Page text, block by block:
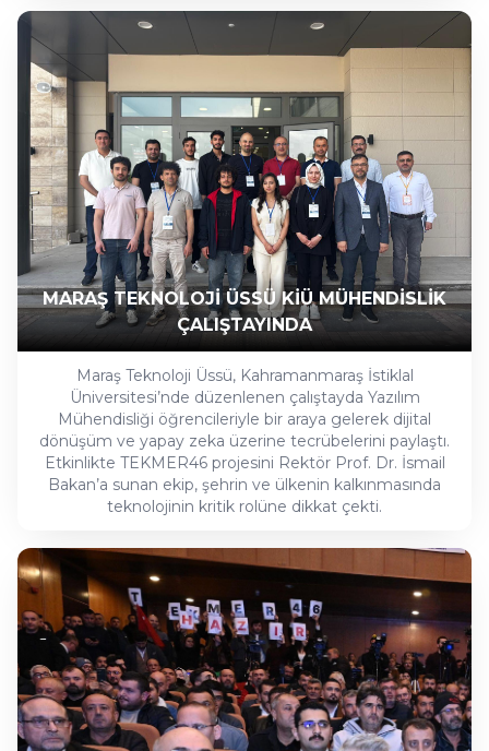
MARAŞ TEKNOLOJİ ÜSSÜ KİÜ MÜHENDİSLİK
ÇALIŞTAYINDA
Maraş Teknoloji Üssü, Kahramanmaraş İstiklal
Üniversitesi’nde düzenlenen çalıştayda Yazılım
Mühendisliği öğrencileriyle bir araya gelerek dijital
dönüşüm ve yapay zeka üzerine tecrübelerini paylaştı.
Etkinlikte TEKMER46 projesini Rektör Prof. Dr. İsmail
Bakan’a sunan ekip, şehrin ve ülkenin kalkınmasında
teknolojinin kritik rolüne dikkat çekti.